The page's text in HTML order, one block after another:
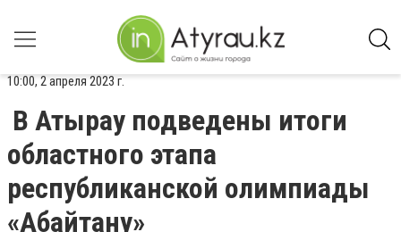
10:00, 2 апреля 2023 г.
В Атырау подведены итоги
областного этапа
республиканской олимпиады
«Абайтану»